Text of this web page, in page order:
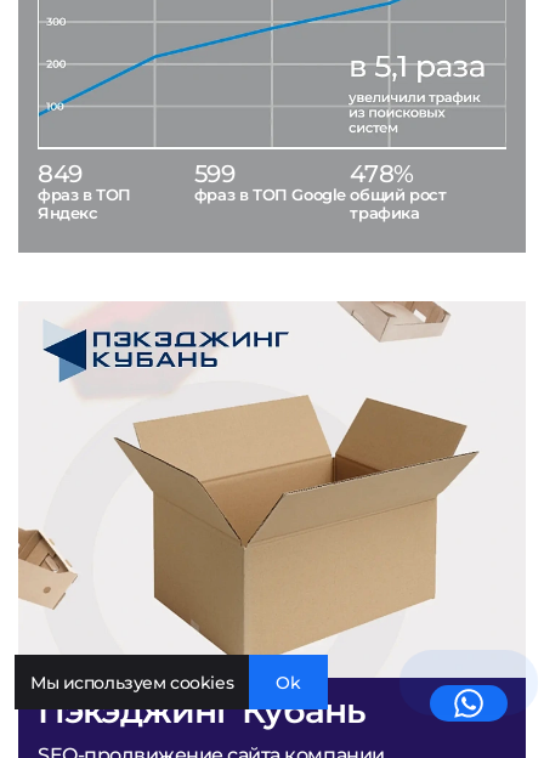
Пэкэджинг Кубань
849
фраз в ТОП
Яндекс
599
фраз в ТОП Google
478%
общий рост
трафика
Мы используем cookies Ok